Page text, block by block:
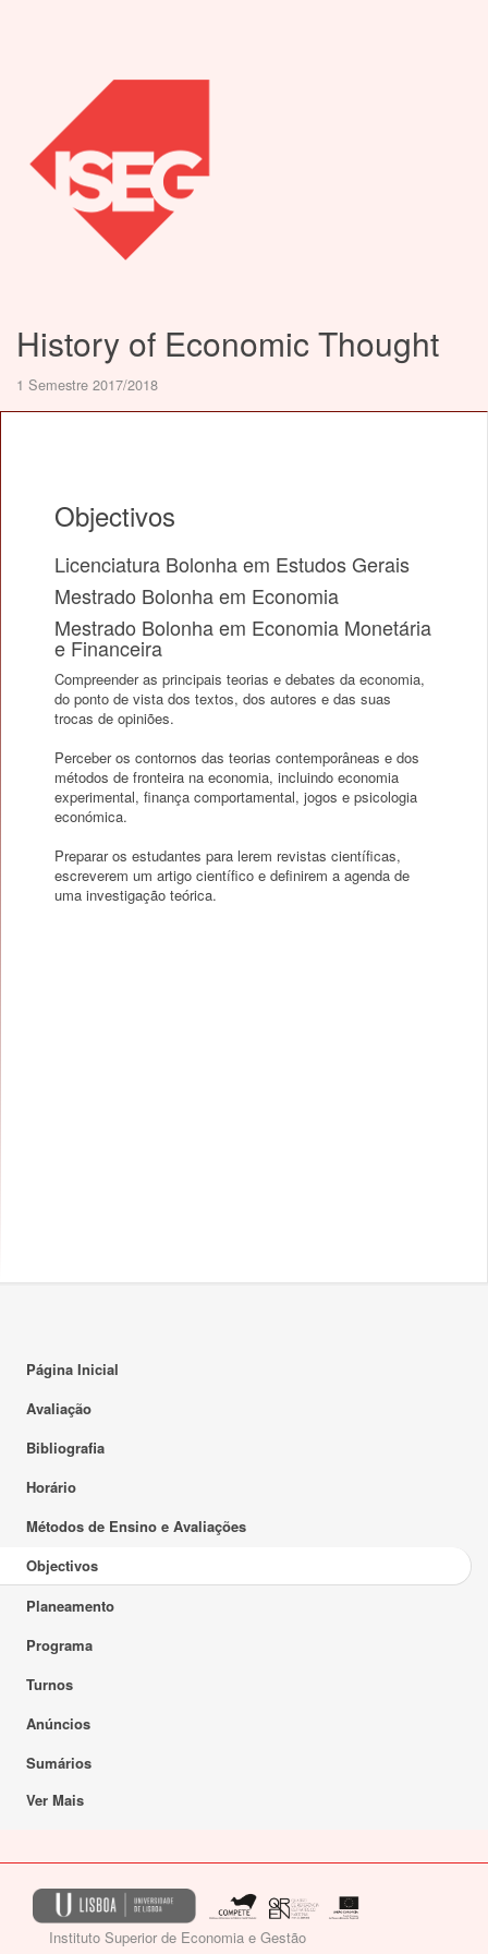
History of Economic Thought
1 Semestre 2017/2018
Objectivos
Licenciatura Bolonha em Estudos Gerais
Mestrado Bolonha em Economia
Mestrado Bolonha em Economia Monetária
e Financeira
Compreender as principais teorias e debates da economia,
do ponto de vista dos textos, dos autores e das suas
trocas de opiniões.
Perceber os contornos das teorias contemporâneas e dos
métodos de fronteira na economia, incluindo economia
experimental, finança comportamental, jogos e psicologia
económica.
Preparar os estudantes para lerem revistas científicas,
escreverem um artigo científico e definirem a agenda de
uma investigação teórica.
Página Inicial
Avaliação
Bibliografia
Horário
Métodos de Ensino e Avaliações
Objectivos
Planeamento
Programa
Turnos
Anúncios
Sumários
Ver Mais
Instituto Superior de Economia e Gestão